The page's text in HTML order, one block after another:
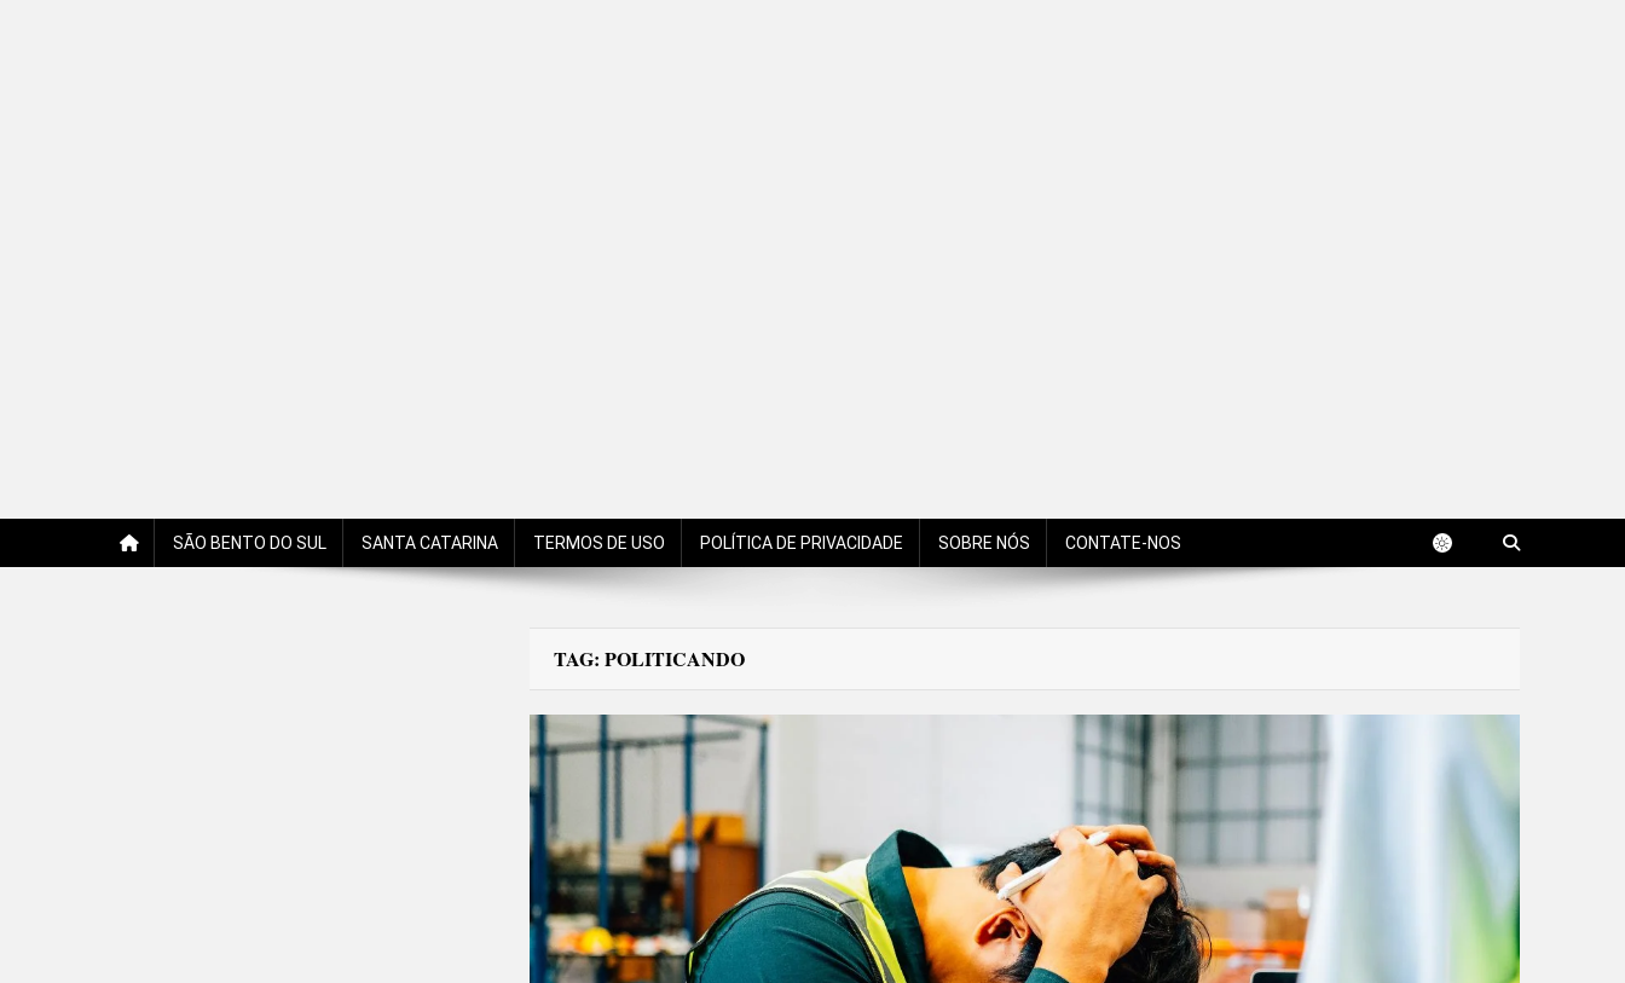
SÃO BENTO DO SUL SANTA CATARINA TERMOS DE USO POLÍTICA DE PRIVACIDADE SOBRE NÓS CONTATE-NOS
TAG: POLITICANDO